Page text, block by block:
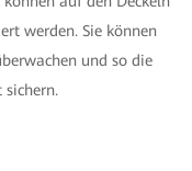
werden. Sie können
und so die